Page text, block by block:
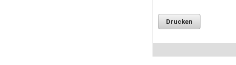
Drucken